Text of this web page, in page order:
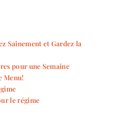
Sainement et Gardez la
pour une Semaine
Menu!
le régime